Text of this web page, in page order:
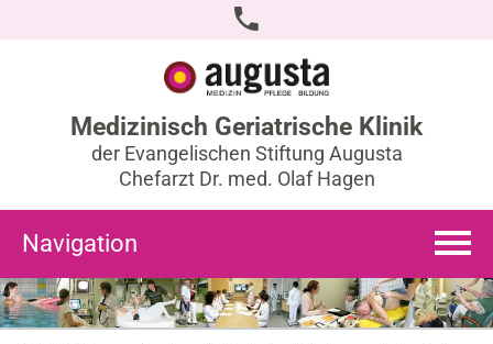
Medizinisch Geriatrische Klinik
der Evangelischen Stiftung Augusta
Chefarzt Dr. med. Olaf Hagen
Navigation